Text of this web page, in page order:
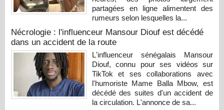
partagées en ligne alimentent des
rumeurs selon lesquelles la...
Nécrologie : l'influenceur Mansour Diouf est décédé
dans un accident de la route
L'influenceur sénégalais Mansour
Diouf, connu pour ses vidéos sur
TikTok et ses collaborations avec
l'humoriste Mame Balla Mbow, est
décédé des suites d'un accident de
la circulation. L'annonce de sa...